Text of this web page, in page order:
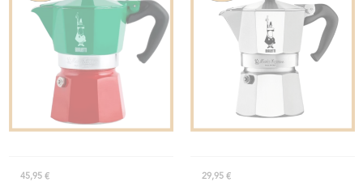
45,95 € 29,95 €